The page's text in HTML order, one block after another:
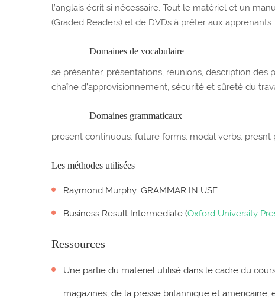
l’anglais écrit si nécessaire. Tout le matériel et un
(Graded Readers) et de DVDs à prêter aux apprenants.
Domaines de vocabulaire
se présenter, présentations, réunions, description des
chaîne d’approvisionnement, sécurité et sûreté du
Domaines grammaticaux
present continuous, future forms, modal verbs,
Les méthodes utilisées
Raymond Murphy: GRAMMAR IN USE
Business Result Intermediate (Oxford University
Ressources
Une partie du matériel utilisé dans le cadre du
magazines, de la presse britannique et américaine,